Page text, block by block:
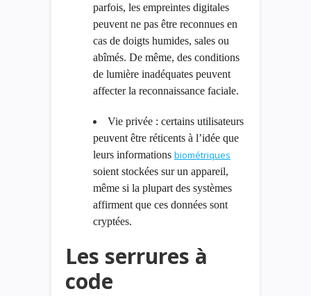
parfois, les empreintes digitales
peuvent ne pas être reconnues en
cas de doigts humides, sales ou
abîmés. De même, des conditions
de lumière inadéquates peuvent
affecter la reconnaissance faciale.
Vie privée : certains utilisateurs
peuvent être réticents à l’idée que
leurs informations biométriques
soient stockées sur un appareil,
même si la plupart des systèmes
affirment que ces données sont
cryptées.
Les serrures à
code